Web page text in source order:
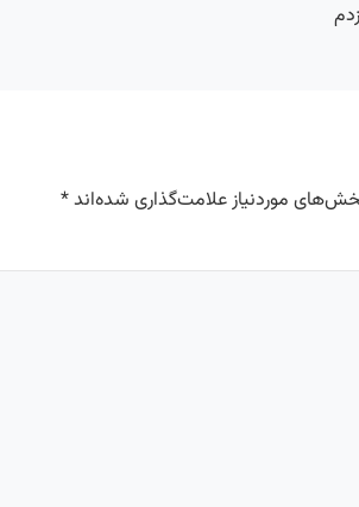
موردنیاز علامت‌گذاری شده‌اند*